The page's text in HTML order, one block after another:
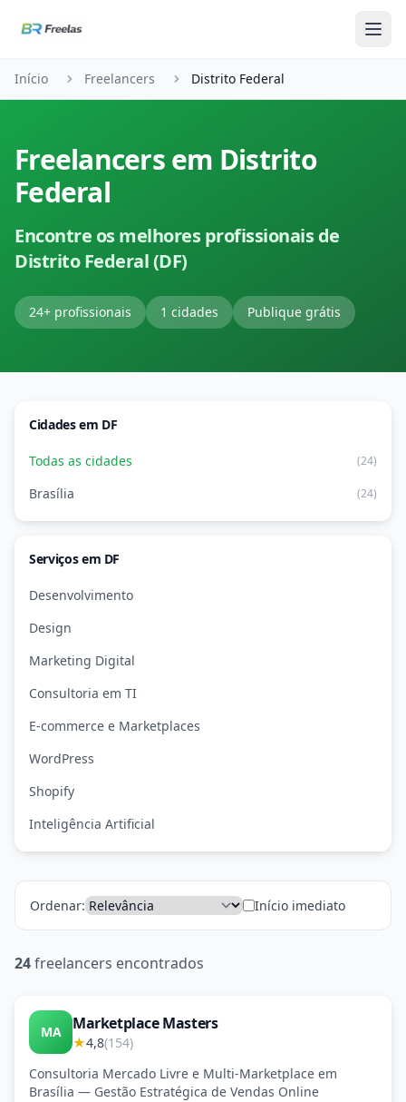
Início Freelancers Distrito Federal
Freelancers em Distrito
Federal
Encontre os melhores profissionais de
Distrito Federal (DF)
24+ profissionais 1 cidades Publique grátis
Cidades em DF
Todas as cidades (24)
Brasília (24)
Serviços em DF
Desenvolvimento
Design
Marketing Digital
Consultoria em TI
E-commerce e Marketplaces
WordPress
Shopify
Inteligência Artificial
Ordenar: Início imediato
24freelancers encontrados
MA Marketplace Masters
★4,8(154)
Consultoria Mercado Livre e Multi-Marketplace em
Brasília — Gestão Estratégica de Vendas Online